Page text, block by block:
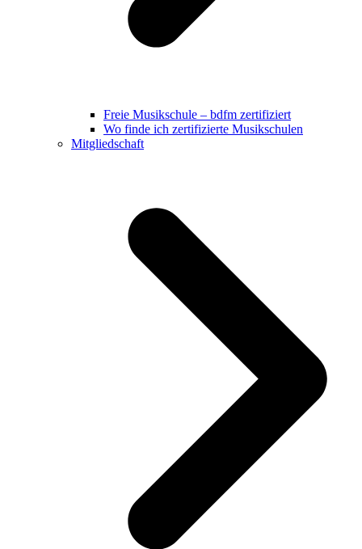
Freie Musikschule – bdfm zertifiziert
Wo finde ich zertifizierte Musikschulen
Mitgliedschaft